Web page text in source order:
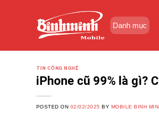
Danh mục
TIN CÔNG NGHỆ
iPhone cũ 99% là gì?
POSTED ON 02/02/2025 BY MOBILE BINH